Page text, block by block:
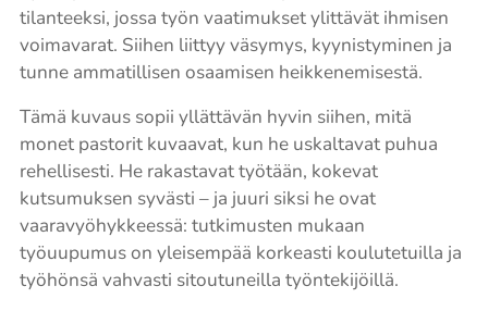
tilanteeksi, jossa työn vaatimukset ylittävät ihmisen
voimavarat. Siihen liittyy väsymys, kyynistyminen ja
tunne ammatillisen osaamisen heikkenemisestä.
Tämä kuvaus sopii yllättävän hyvin siihen, mitä
monet pastorit kuvaavat, kun he uskaltavat puhua
rehellisesti. He rakastavat työtään, kokevat
kutsumuksen syvästi – ja juuri siksi he ovat
vaaravyöhykkeessä: tutkimusten mukaan
työuupumus on yleisempää korkeasti koulutetuilla ja
työhönsä vahvasti sitoutuneilla työntekijöillä.